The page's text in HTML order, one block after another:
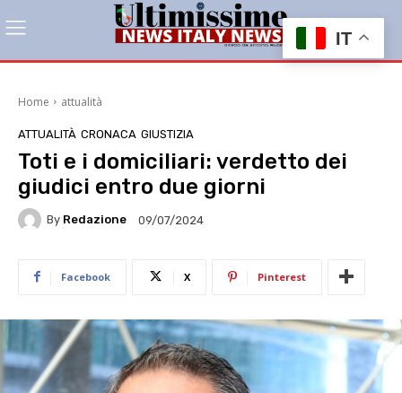
Home attualità
ATTUALITÀ CRONACA GIUSTIZIA
Toti e i domiciliari: verdetto dei
giudici entro due giorni
By Redazione 09/07/2024
Facebook X Pinterest
IT